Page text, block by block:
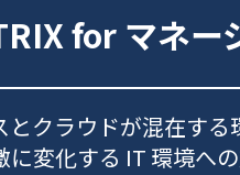
for マネー
とクラウドが混在す
に変化する IT 環境へ